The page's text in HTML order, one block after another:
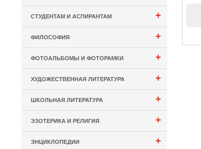
+
СТУДЕНТАМ И АСПИРАНТАМ
+
ФИЛОСОФИЯ
+
ФОТОАЛЬБОМЫ И ФОТОРАМКИ
+
ХУДОЖЕСТВЕННАЯ ЛИТЕРАТУРА
+
ШКОЛЬНАЯ ЛИТЕРАТУРА
+
ЭЗОТЕРИКА И РЕЛИГИЯ
+
ЭНЦИКЛОПЕДИИ